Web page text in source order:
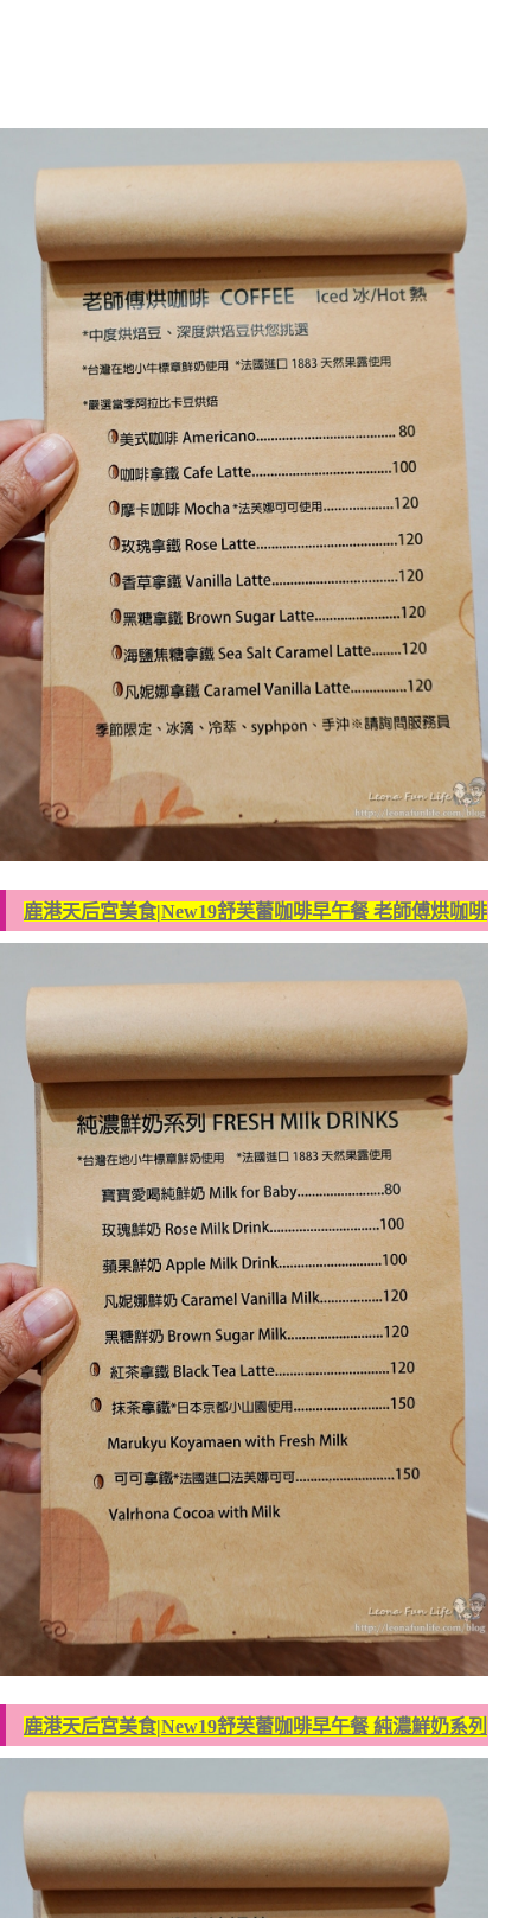
鹿港天后宮美食|New19舒芙蕾咖啡早午餐 老師傅烘咖啡
鹿港天后宮美食|New19舒芙蕾咖啡早午餐 純濃鮮奶系列